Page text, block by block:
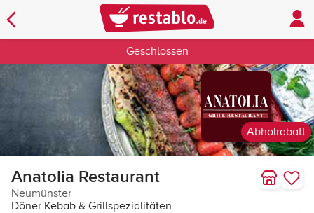
Geschlossen
Abholrabatt
Anatolia Restaurant
Neumünster
Döner Kebab & Grillspezialitäten